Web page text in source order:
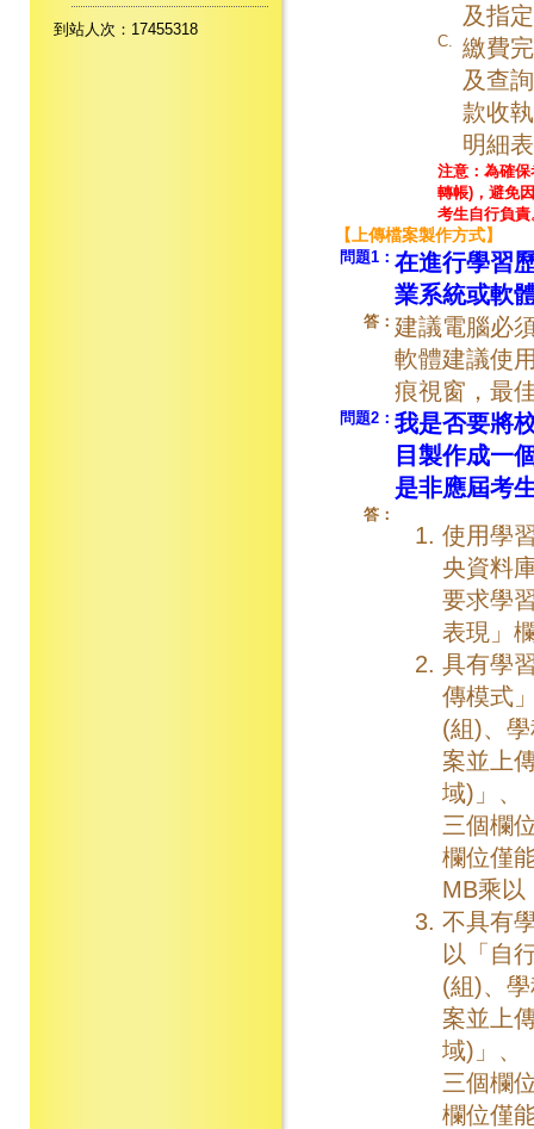
到站人次：17455318
及指
C.
繳費
及查
款收
明細
注意：為確
轉帳)，避免
考生自行負責
【上傳檔案製作方式】
問題1： 在進行學習
業系統或軟
答： 建議電腦必
軟體建議使
痕視窗，最
問題2： 我是否要將
目製作成一
是非應屆考
答：
使用學
央資料
要求學
表現」
具有學
傳模式
(組)、
案並上
域)」、
三個欄
欄位僅
MB乘以
不具有
以「自
(組)、
案並上
域)」、
三個欄
欄位僅